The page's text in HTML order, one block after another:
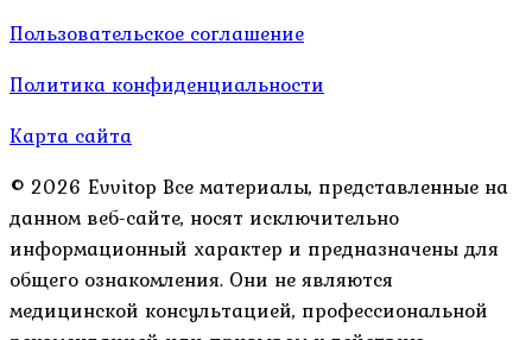
Пользовательское соглашение
Политика конфиденциальности
Карта сайта
© 2026 Evvitop Все материалы, представленные на
данном веб-сайте, носят исключительно
информационный характер и предназначены для
общего ознакомления. Они не являются
медицинской консультацией, профессиональной